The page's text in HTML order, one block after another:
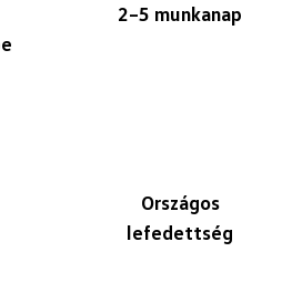
2–5 munkanap
Országos
lefedettség